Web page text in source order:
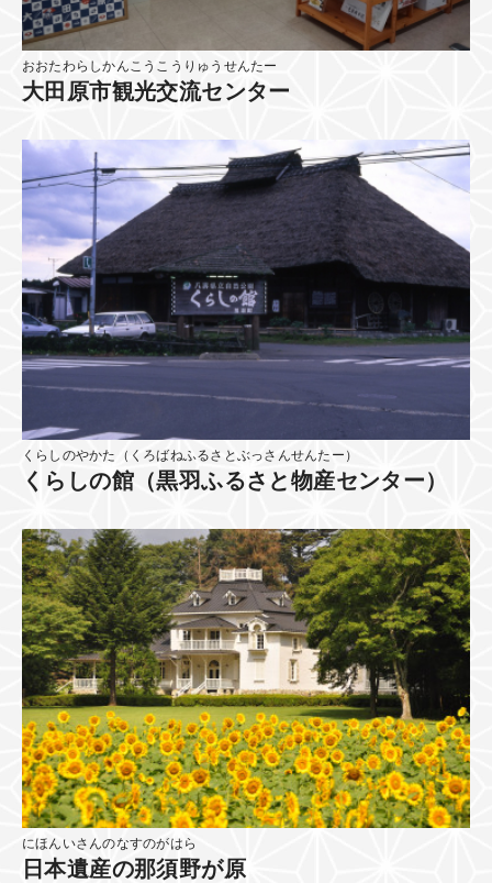
おおたわらしかんこうこうりゅうせんたー
大田原市観光交流センター
くらしのやかた（くろばねふるさとぶっさんせんたー）
くらしの館（黒羽ふるさと物産センター）
にほんいさんのなすのがはら
日本遺産の那須野が原